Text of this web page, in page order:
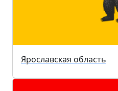
Ярославская область